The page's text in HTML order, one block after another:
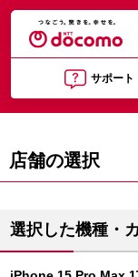
サポート
店舗の選択
選択した機種・